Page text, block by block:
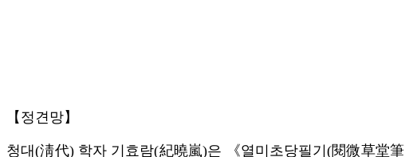
【정견망】
청대(淸代) 학자 기효람(紀曉嵐)은 《열미초당필기(閱微草堂